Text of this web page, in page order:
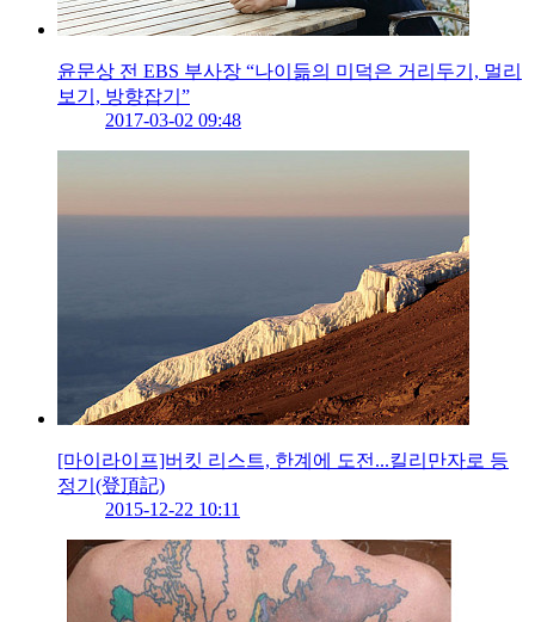
윤문상 전 EBS 부사장 “나이듦의 미덕은 거리두기, 멀리
보기, 방향잡기”
2017-03-02 09:48
[마이라이프]버킷 리스트, 한계에 도전...킬리만자로 등
정기(登頂記)
2015-12-22 10:11